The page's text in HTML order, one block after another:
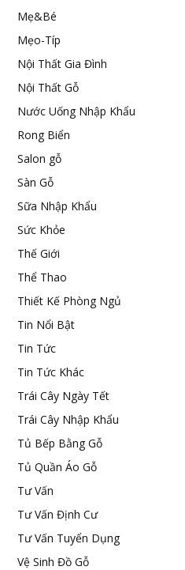
Mẹ&Bé
Mẹo-Típ
Nội Thất Gia Đình
Nội Thất Gỗ
Nước Uống Nhập Khẩu
Rong Biển
Salon gỗ
Sàn Gỗ
Sữa Nhập Khẩu
Sức Khỏe
Thế Giới
Thể Thao
Thiết Kế Phòng Ngủ
Tin Nổi Bật
Tin Tức
Tin Tức Khác
Trái Cây Ngày Tết
Trái Cây Nhập Khẩu
Tủ Bếp Bằng Gỗ
Tủ Quần Áo Gỗ
Tư Vấn
Tư Vấn Định Cư
Tư Vấn Tuyển Dụng
Vệ Sinh Đồ Gỗ